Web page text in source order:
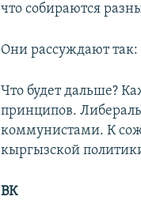
что собираются
Они рассуждают так:
Что будет дальше?
принципов.
коммунистами. К
кыргызской
ВК